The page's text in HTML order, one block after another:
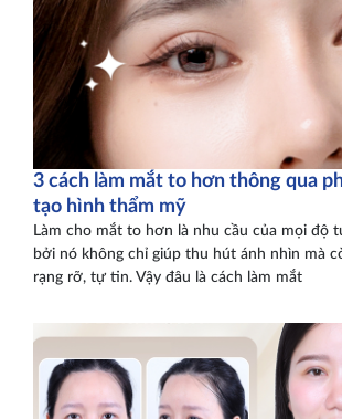
3 cách làm mắt to hơn thông qua
tạo hình thẩm mỹ
Làm cho mắt to hơn là nhu cầu của mọi độ
bởi nó không chỉ giúp thu hút ánh nhìn mà
rạng rỡ, tự tin. Vậy đâu là cách làm mắt